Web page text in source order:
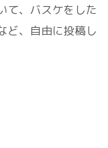
て、バスケをした
ど、自由に投稿し